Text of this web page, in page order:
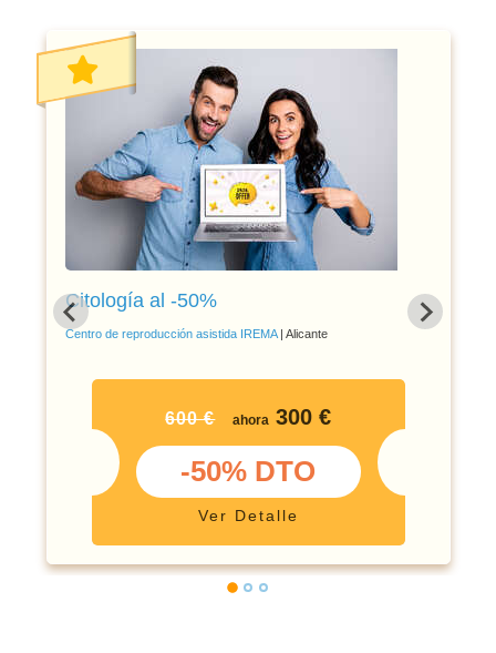
Citología al -50%
Centro de reproducción asistida IREMA| Alicante
600 € ahora 300 €
-50% DTO
Ver Detalle